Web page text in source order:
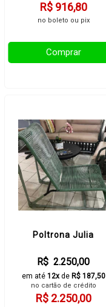
R$ 916,80
no boleto ou pix
Comprar
Poltrona Julia
R$ 2.250,00
em até 12xde R$ 187,50
no cartão de crédito
R$ 2.250,00